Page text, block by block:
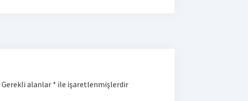
Gerekli alanlar * ile işaretlenmişlerdir